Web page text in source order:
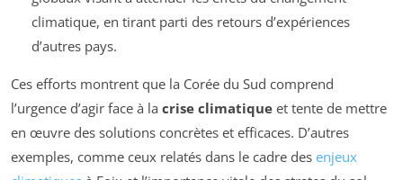
climatique, en tirant parti des retours d’expériences
d’autres pays.
Ces efforts montrent que la Corée du Sud comprend
l’urgence d’agir face à la crise climatique et tente de mettre
en œuvre des solutions concrètes et efficaces. D’autres
exemples, comme ceux relatés dans le cadre des enjeux